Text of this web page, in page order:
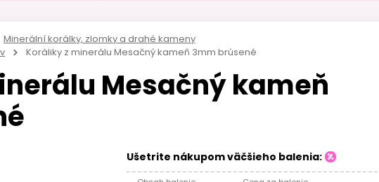
Minerální korálky, zlomky a drahé kameny
Koráliky z minerálu Mesačný kameň 3mm brúsené
Mesačný kameň
Ušetrite nákupom väčšieho balenia: